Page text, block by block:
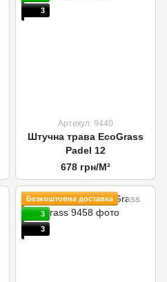
3
Артикул: 9440
Штучна трава EcoGrass
Padel 12
678 грн/М²
Безкоштовна доставка
3
3